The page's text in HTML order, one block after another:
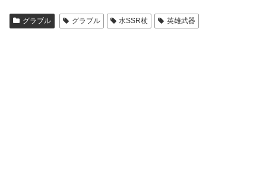
グラブル グラブル 水SSR杖 英雄武器